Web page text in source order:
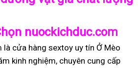
nuockichduc.com
là cửa hàng sextoy uy tín Ở Mèo
kinh nghiệm, chuyên cung cấp